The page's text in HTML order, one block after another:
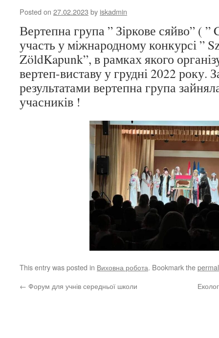
Posted on 27.02.2023 by iskadmin
Вертепна група ” Зіркове сяйво” (
участь у міжнародному конкурсі ”
ZöldKapunk”, в рамках якого
вертеп-виставу у грудні 2022 року.
результатами вертепна група
учасників !
This entry was posted in Виховна робота. Bookmark the
← Форум для учнів середньої школи